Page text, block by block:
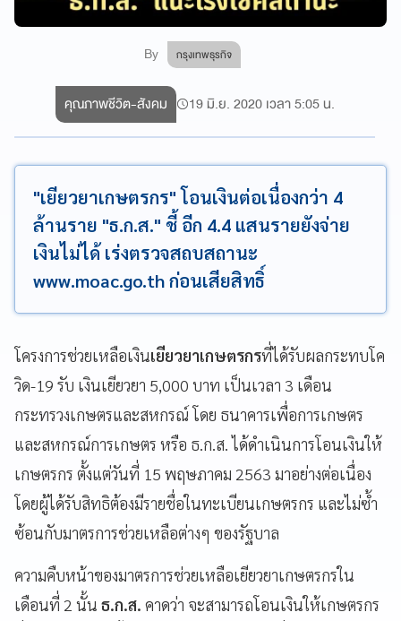
By กรุงเทพธุรกิจ
คุณภาพชีวิต-สังคม 19 มิ.ย. 2020 เวลา 5:05 น.
"เยียวยาเกษตรกร" โอนเงินต่อเนื่องกว่า 4
ล้านราย "ธ.ก.ส." ชี้ อีก 4.4 แสนรายยังจ่าย
เงินไม่ได้ เร่งตรวจสถบสถานะ
www.moac.go.th ก่อนเสียสิทธิ์
โครงการช่วยเหลือเงินเยียวยาเกษตรกรที่ได้รับผลกระทบโค
วิด-19 รับ เงินเยียวยา 5,000 บาท เป็นเวลา 3 เดือน
กระทรวงเกษตรและสหกรณ์ โดย ธนาคารเพื่อการเกษตร
และสหกรณ์การเกษตร หรือ ธ.ก.ส. ได้ดำเนินการโอนเงินให้
เกษตรกร ตั้งแต่วันที่ 15 พฤษภาคม 2563 มาอย่างต่อเนื่อง
โดยผู้ได้รับสิทธิต้องมีรายชื่อในทะเบียนเกษตรกร และไม่ซ้ำ
ซ้อนกับมาตรการช่วยเหลือต่างๆ ของรัฐบาล
ความคืบหน้าของมาตรการช่วยเหลือเยียวยาเกษตรกรใน
เดือนที่ 2 นั้น ธ.ก.ส. คาดว่า จะสามารถโอนเงินให้เกษตรกร